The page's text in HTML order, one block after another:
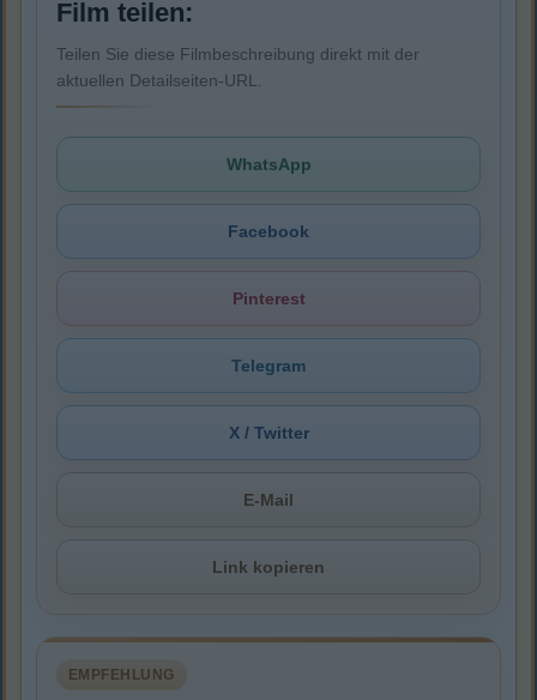
Film teilen:
Teilen Sie diese Filmbeschreibung direkt mit der
aktuellen Detailseiten-URL.
WhatsApp
Facebook
Pinterest
Telegram
X / Twitter
E-Mail
Link kopieren
EMPFEHLUNG